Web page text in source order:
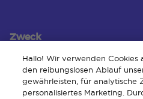
Zweck
Kundendienst
Hallo! Wir verwenden Cookies
den reibungslosen Ablauf
gewährleisten, für analytische
personalisiertes Marketing.